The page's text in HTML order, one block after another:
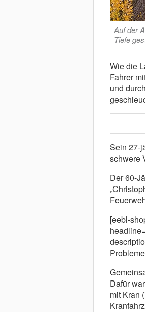
Auf der
Tiefe
Wie die
Fahrer
und
Sein 27-
schwere
Der 60-
[eebl-
Dafür
mit Kran